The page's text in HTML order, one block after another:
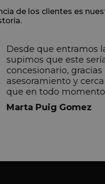
de los clientes es
Desde que entramos
supimos que este
concesionario, gracias
asesoramiento y
que en todo
informando de forma
todos los pasos que
Marta Puig Gomez